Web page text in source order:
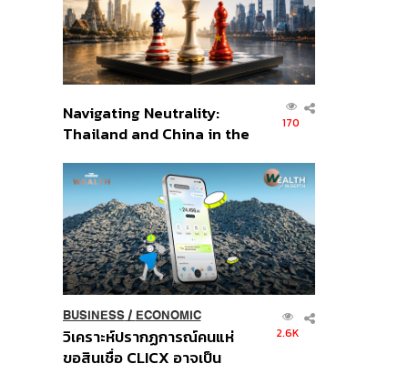
Navigating Neutrality:
Thailand and China in the
Order
170
BUSINESS/ ECONOMIC
วิเคราะห์ปรากฏการณ์คนแห่
ขอสินเชื่อ CLICX อาจเป็น
2.6K